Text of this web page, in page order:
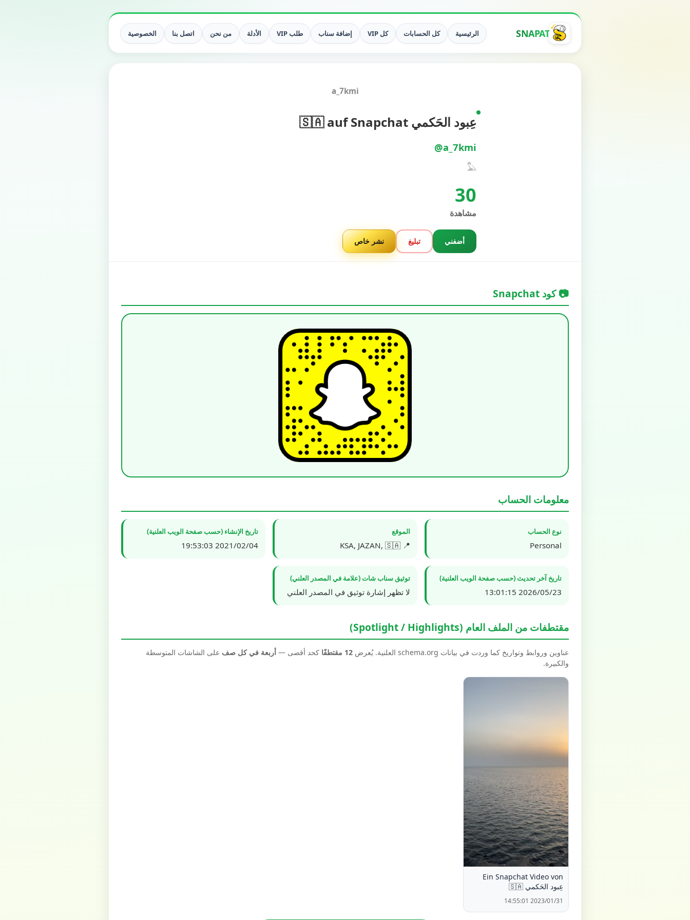
SNAPAT الرئيسية كل الحسابات كل VIP إضافة سناب طلب VIP الأدلة من نحن اتصل بنا الخصوصية
a_7kmi
عِبود الحَكمي 🇸🇦 auf Snapchat
@a_7kmi
𓅓
30
مشاهدة
أضفني تبليغ نشر خاص
📷 كود Snapchat
معلومات الحساب
نوع الحساب
Personal
الموقع
📍 KSA, JAZAN, 🇸🇦
تاريخ الإنشاء (حسب صفحة الويب العلنية)
2021/02/04 19:53:03
تاريخ آخر تحديث (حسب صفحة الويب العلنية)
2026/05/23 13:01:15
توثيق سناب شات (علامة في المصدر العلني)
لا تظهر إشارة توثيق في المصدر العلني
مقتطفات من الملف العام (Spotlight / Highlights)
عناوين وروابط وتواريخ كما وردت في بيانات schema.org العلنية. يُعرض 12 مقتطفًا كحد أقصى — أربعة في كل صف على الشاشات المتوسطة
والكبيرة.
Ein Snapchat Video von
عِبود الحَكمي 🇸🇦
2023/01/31 14:55:01